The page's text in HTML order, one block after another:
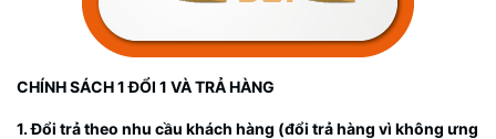
CHÍNH SÁCH 1 ĐỔI 1 VÀ TRẢ HÀNG
1. Đổi trả theo nhu cầu khách hàng (đổi trả hàng vì không ưng